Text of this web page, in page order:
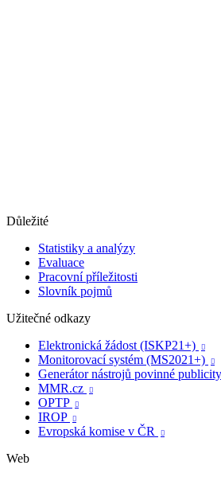
Důležité
Statistiky a analýzy
Evaluace
Pracovní příležitosti
Slovník pojmů
Užitečné odkazy
Elektronická žádost (ISKP21+)

Monitorovací systém (MS2021+) 
Generátor nástrojů povinné publicity
MMR.cz 
OPTP 
IROP 
Evropská komise v ČR 
Web